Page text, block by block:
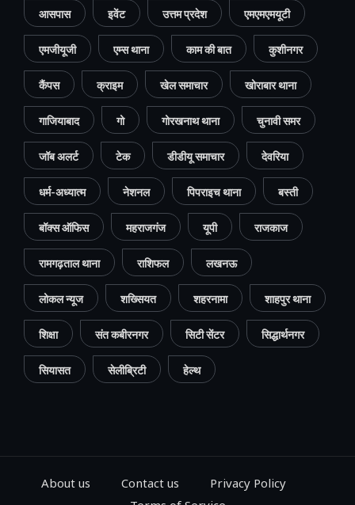
आसपास इवेंट उत्तम प्रदेश एमएमएमयूटी
एमजीयूजी एम्स थाना काम की बात कुशीनगर
कैंपस क्राइम खेल समाचार खोराबार थाना
गाजियाबाद गो गोरखनाथ थाना चुनावी समर
जॉब अलर्ट टेक डीडीयू समाचार देवरिया
धर्म-अध्यात्म नेशनल पिपराइच थाना बस्ती
बॉक्स ऑफिस महराजगंज यूपी राजकाज
रामगढ़ताल थाना राशिफल लखनऊ
लोकल न्यूज शख्सियत शहरनामा शाहपुर थाना
शिक्षा संत कबीरनगर सिटी सेंटर सिद्धार्थनगर
सियासत सेलीब्रिटी हेल्थ
About us Contact us
Privacy Policy